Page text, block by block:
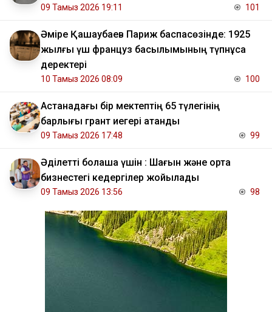
09 Тамыз 2026 19:11 101
Әміре Қашаубаев Париж баспасөзінде: 1925
жылғы үш француз басылымының түпнұсқа
деректері
10 Тамыз 2026 08:09 100
Астанадағы бір мектептің 65 түлегінің
барлығы грант иегері атанды
09 Тамыз 2026 17:48 99
Әділетті болашақ үшін : Шағын және орта
бизнестегі кедергілер жойылады
09 Тамыз 2026 13:56 98